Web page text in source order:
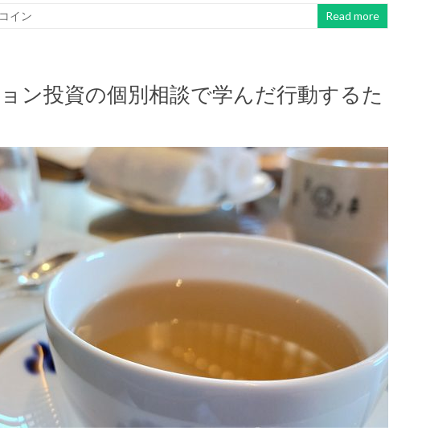
イン Read more
ン投資の個別相談で学んだ行動するた